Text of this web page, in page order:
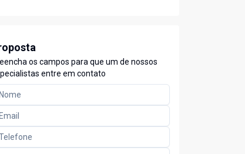
os campos para que um de nossos
entre em contato